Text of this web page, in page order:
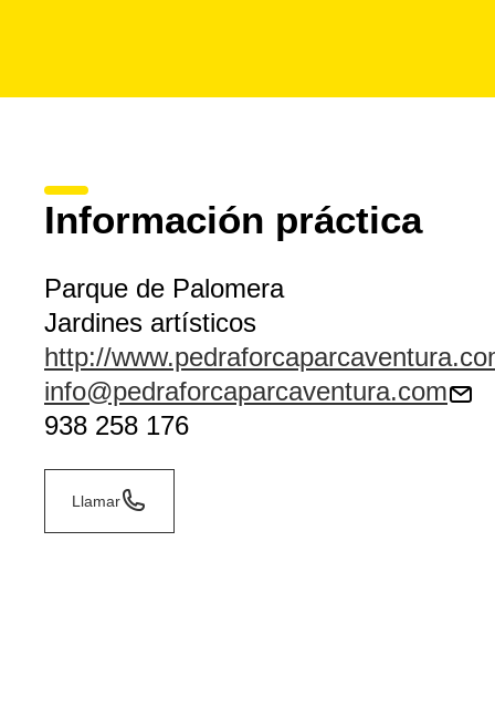
Información práctica
Parque de Palomera
Jardines artísticos
http://
info@pedraforcaparcaventura.com
938 258 176
Llamar